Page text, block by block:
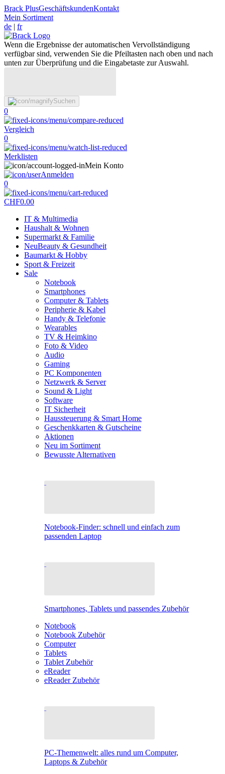
Brack PlusGeschäftskundenKontakt
Mein Sortiment
de | fr
Wenn die Ergebnisse der automatischen Vervollständigung
verfügbar sind, verwenden Sie die Pfeiltasten nach oben und nach
unten zur Überprüfung und die Eingabetaste zur Auswahl.
Suchen
0
Vergleich
0
Merklisten
Mein Konto
Anmelden
0
CHF0.00
IT & Multimedia
Haushalt & Wohnen
Supermarkt & Familie
NeuBeauty & Gesundheit
Baumarkt & Hobby
Sport & Freizeit
Sale
Notebook
Smartphones
Computer & Tablets
Peripherie & Kabel
Handy & Telefonie
Wearables
TV & Heimkino
Foto & Video
Audio
Gaming
PC Komponenten
Netzwerk & Server
Sound & Light
Software
IT Sicherheit
Haussteuerung & Smart Home
Geschenkkarten & Gutscheine
Aktionen
Neu im Sortiment
Bewusste Alternativen
Notebook-Finder: schnell und einfach zum
passenden Laptop
Smartphones, Tablets und passendes Zubehör
Notebook
Notebook Zubehör
Computer
Tablets
Tablet Zubehör
eReader
eReader Zubehör
PC-Themenwelt: alles rund um Computer,
Laptops & Zubehör